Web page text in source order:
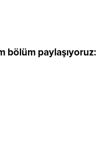
bölüm paylaşıyoruz: